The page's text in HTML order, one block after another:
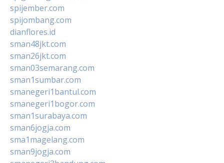
spijember.com
spijombang.com
dianflores.id
sman48jkt.com
sman26jkt.com
sman03semarang.com
sman1sumbar.com
smanegeri1bantul.com
smanegeri1bogor.com
sman1surabaya.com
sman6jogja.com
sma1magelang.com
sman9jogja.com